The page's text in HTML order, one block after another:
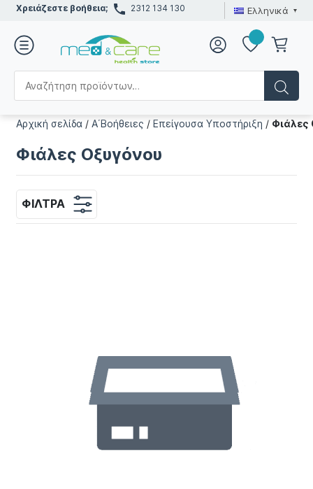
Χρειάζεστε βοήθεια; 2312 134 130 Ελληνικά
Αρχική σελίδα /Α΄Βοήθειες /Επείγουσα Υποστήριξη / Φιάλες
Φιάλες Οξυγόνου
ΦΊΛΤΡΑ